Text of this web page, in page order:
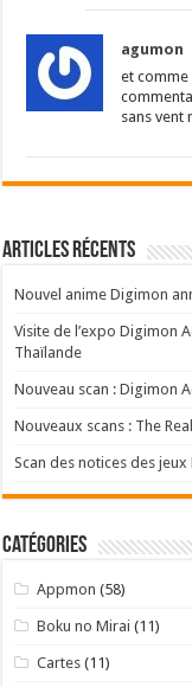
agumon
et comme
sans vent
Articles récents
Nouvel anime Digimon
Visite de l’expo Digimon
Thaïlande
Nouveau scan : Digimon
Nouveaux scans : The
Scan des notices des
Catégories
Appmon (58)
Boku no Mirai (11)
Cartes (11)